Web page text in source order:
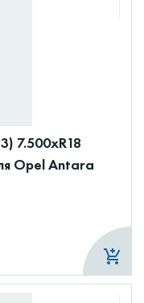
7.500xR18
Opel Antara